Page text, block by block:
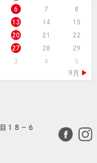
6 7 8
13 14 15
20 21 22
27 28 29
3 4 5
１８−６